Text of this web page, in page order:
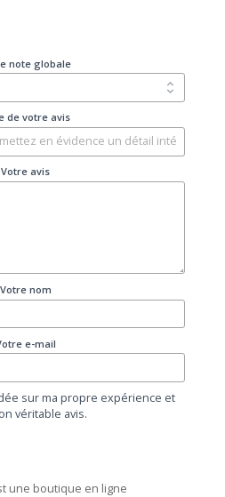
note globale
de votre avis
Votre avis
Votre nom
e-mail
sur ma propre expérience et
véritable avis.
une boutique en ligne